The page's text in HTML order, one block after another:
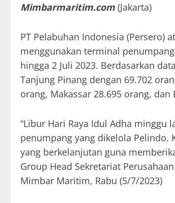
Mimbarmaritim.com (Jakarta)
PT Pelabuhan Indonesia (Persero)
menggunakan terminal
hingga 2 Juli 2023. Berdasarkan
Tanjung Pinang dengan 69.702
orang, Makassar 28.695 orang, dan
“Libur Hari Raya Idul Adha
penumpang yang dikelola Pelindo.
yang berkelanjutan guna
Group Head Sekretariat
Mimbar Maritim, Rabu (5/7/2023)